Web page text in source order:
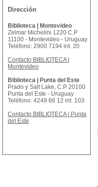
Dirección
Biblioteca | Montevideo
Zelmar Michelini 1220 C.P
11100 - Montevideo - Uruguay
Teléfono: 2900 7194 int. 20
Contacto BIBLIOTECA |
Montevideo
Biblioteca | Punta del Este
Prado y Salt Lake, C.P 20100
Punta del Este - Uruguay
Teléfono: 4249 66 12 int. 103
Contacto BIBLIOTECA | Punta
del Este